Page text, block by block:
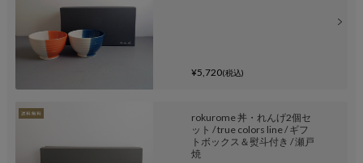
¥5,720(税込)
rokurome 丼・れんげ2個セ
ット / true colors line / ギフ
トボックス＆熨斗付き / 瀬戸
焼